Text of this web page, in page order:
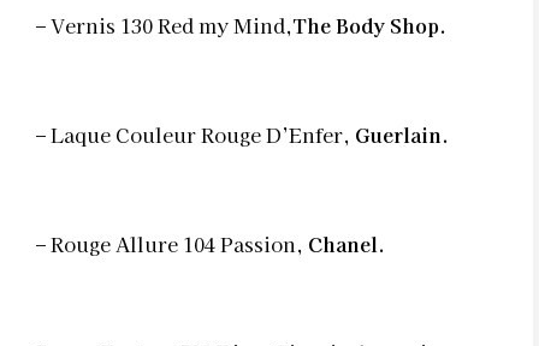
– Vernis 130 Red my Mind,The Body Shop.
– Laque Couleur Rouge D’Enfer, Guerlain.
– Rouge Allure 104 Passion, Chanel.